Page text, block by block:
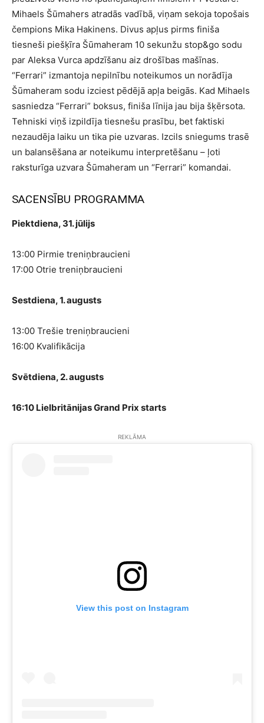
Mihaels Šūmahers atradās vadībā, viņam sekoja topošais
čempions Mika Hakinens. Divus apļus pirms finiša
tiesneši piešķīra Šūmaheram 10 sekunžu stop&go sodu
par Aleksa Vurca apdzīšanu aiz drošības mašīnas.
“Ferrari” izmantoja nepilnību noteikumos un norādīja
Šūmaheram sodu izciest pēdējā apļa beigās. Kad Mihaels
sasniedza “Ferrari” boksus, finiša līnija jau bija šķērsota.
Tehniski viņš izpildīja tiesnešu prasību, bet faktiski
nezaudēja laiku un tika pie uzvaras. Izcils sniegums trasē
un balansēšana ar noteikumu interpretēšanu – ļoti
raksturīga uzvara Šūmaheram un “Ferrari” komandai.
SACENSĪBU PROGRAMMA
Piektdiena, 31. jūlijs
13:00 Pirmie treniņbraucieni
17:00 Otrie treniņbraucieni
Sestdiena, 1. augusts
13:00 Trešie treniņbraucieni
16:00 Kvalifikācija
Svētdiena, 2. augusts
16:10 LielbritānijasGrand Prix starts
REKLĀMA
View this post on Instagram